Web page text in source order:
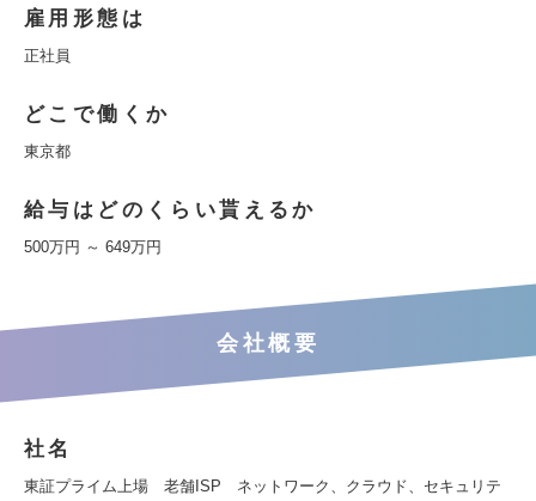
雇用形態は
正社員
どこで働くか
東京都
給与はどのくらい貰えるか
500万円 ～ 649万円
会社概要
社名
東証プライム上場 老舗ISP ネットワーク、クラウド、セキュリテ